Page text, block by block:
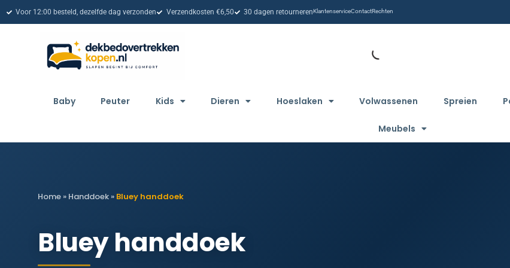
Voor 12:00 besteld, dezelfde dag verzonden Verzendkosten €6,50 30 dagen retournerenKlantenserviceContactRechten
Baby Peuter Kids Dieren Hoeslaken Volwassenen Spreien
Meubels
Home » Handdoek » Bluey handdoek
Bluey handdoek